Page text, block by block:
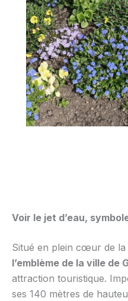
Voir le jet d’eau,
Situé en plein cœur de la
l’emblème de la ville de
attraction touristique.
ses 140 mètres de